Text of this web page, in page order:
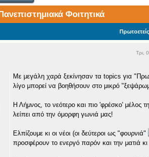
Φοιτητικά
Τρι,
Με μεγάλη χαρά ξεκίνησαν τα topics για
λίγο μπορεί να βοηθήσουν στο μικρό
Η Λήμνος, το νεότερο και πιο 'φρέσκο' μέλος
λείπει από την όμορφη γωνιά μας!
Ελπίζουμε κι οι νέοι (οι δεύτεροι ως "φουρνιά"
προσφέρουν το ενεργό παρόν και την ματιά